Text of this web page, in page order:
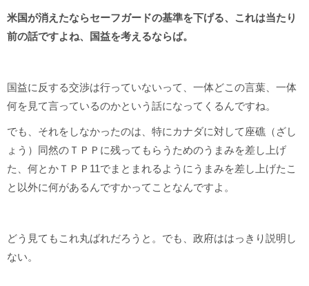
米国が消えたならセーフガードの基準を下げる、これは当たり
前の話ですよね、国益を考えるならば。
国益に反する交渉は行っていないって、一体どこの言葉、一体
何を見て言っているのかという話になってくるんですね。
でも、それをしなかったのは、特にカナダに対して座礁（ざし
ょう）同然のＴＰＰに残ってもらうためのうまみを差し上げ
た、何とかＴＰＰ11でまとまれるようにうまみを差し上げたこ
と以外に何があるんですかってことなんですよ。
どう見てもこれ丸ばれだろうと。でも、政府ははっきり説明し
ない。